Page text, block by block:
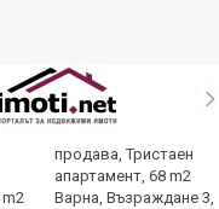
продава, Тристаен
апартамент, 68 m2
Варна, Възраждане 3,